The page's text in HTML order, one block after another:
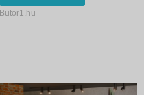
Butor1.hu